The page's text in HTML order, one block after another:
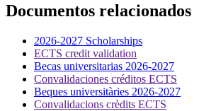
Documentos relacionados
2026-2027 Scholarships
ECTS credit validation
Becas universitarias 2026-2027
Convalidaciones créditos ECTS
Beques universitàries 2026-2027
Convalidacions crèdits ECTS